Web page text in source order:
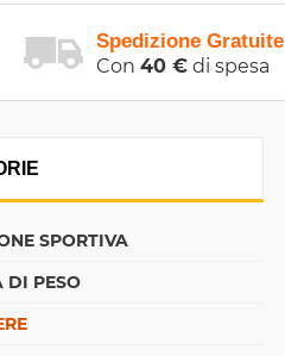
Spedizione Gratuite
Con 40 € di spesa
SPORTIVA
DI PESO